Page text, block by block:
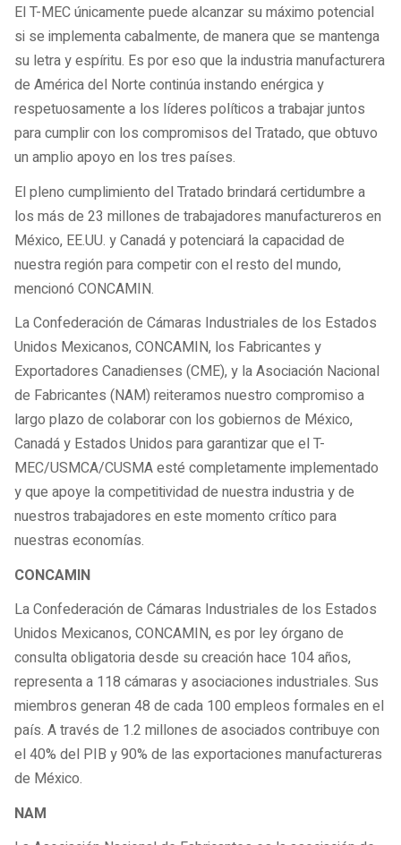
El T-MEC únicamente puede alcanzar su máximo potencial
si se implementa cabalmente, de manera que se mantenga
su letra y espíritu. Es por eso que la industria manufacturera
de América del Norte continúa instando enérgica y
respetuosamente a los líderes políticos a trabajar juntos
para cumplir con los compromisos del Tratado, que obtuvo
un amplio apoyo en los tres países.
El pleno cumplimiento del Tratado brindará certidumbre a
los más de 23 millones de trabajadores manufactureros en
México, EE.UU. y Canadá y potenciará la capacidad de
nuestra región para competir con el resto del mundo,
mencionó CONCAMIN.
La Confederación de Cámaras Industriales de los Estados
Unidos Mexicanos, CONCAMIN, los Fabricantes y
Exportadores Canadienses (CME), y la Asociación Nacional
de Fabricantes (NAM) reiteramos nuestro compromiso a
largo plazo de colaborar con los gobiernos de México,
Canadá y Estados Unidos para garantizar que el T-
MEC/USMCA/CUSMA esté completamente implementado
y que apoye la competitividad de nuestra industria y de
nuestros trabajadores en este momento crítico para
nuestras economías.
CONCAMIN
La Confederación de Cámaras Industriales de los Estados
Unidos Mexicanos, CONCAMIN, es por ley órgano de
consulta obligatoria desde su creación hace 104 años,
representa a 118 cámaras y asociaciones industriales. Sus
miembros generan 48 de cada 100 empleos formales en el
país. A través de 1.2 millones de asociados contribuye con
el 40% del PIB y 90% de las exportaciones manufactureras
de México.
NAM